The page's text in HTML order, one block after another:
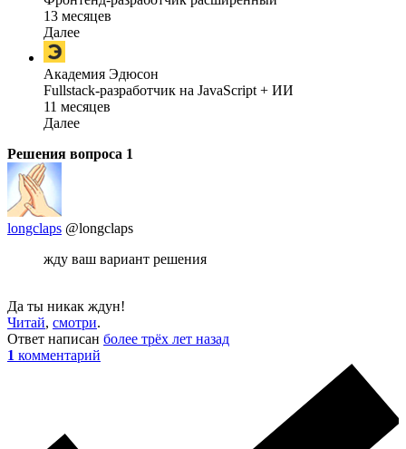
13 месяцев
Далее
Академия Эдюсон
Fullstack-разработчик на JavaScript + ИИ
11 месяцев
Далее
Решения вопроса 1
longclaps @longclaps
жду ваш вариант решения
Да ты никак ждун!
Читай, смотри.
Ответ написан более трёх лет назад
1 комментарий